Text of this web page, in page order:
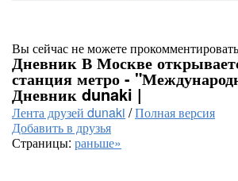
Вы сейчас не можете
Дневник В Москве
станция метро -
Дневник dunaki |
Лента друзей dunaki /Полная версия
Добавить в друзья
Страницы: раньше»